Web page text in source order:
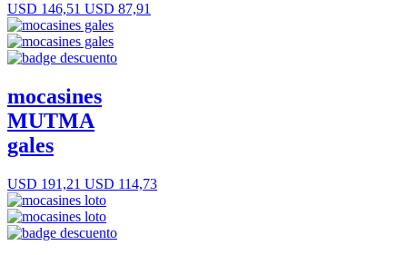
USD 146,51 USD 87,91
mocasines
MUTMA
gales
USD 191,21 USD 114,73